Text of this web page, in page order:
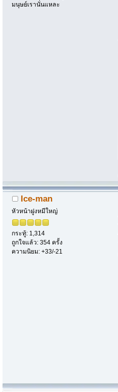
มนุษย์เรานั่นแหละ
Ice-man
หัวหน้าฝูงหมีใหญ่
กระทู้: 1,314
ถูกใจแล้ว: 354 ครั้ง
ความนิยม: +33/-21